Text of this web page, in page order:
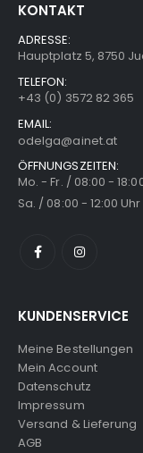
KONTAKT
ADRESSE:
Hauptplatz 5, 8750
TELEFON:
+43 (0) 3572 82 365
EMAIL:
odelga@ainet.at
ÖFFNUNGSZEITEN:
Mo. - Fr. / 08:00 -
Sa. / 08:00 - 12:00 Uhr
KUNDENSERVICE
Meine Bestellungen
Mein Account
Datenschutz
Impressum
Versand & Lieferung
AGB